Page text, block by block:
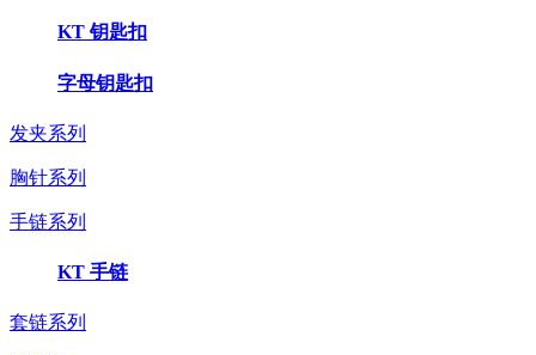
KT 钥匙扣
字母钥匙扣
发夹系列
胸针系列
手链系列
KT 手链
套链系列